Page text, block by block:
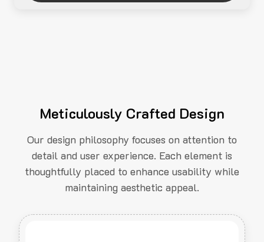
Meticulously Crafted Design
Our design philosophy focuses on attention to
detail and user experience. Each element is
thoughtfully placed to enhance usability while
maintaining aesthetic appeal.